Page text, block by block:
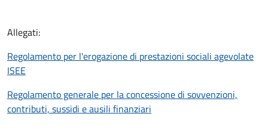
Allegati:
Regolamento per l'erogazione di prestazioni sociali agevolate
ISEE
Regolamento generale per la concessione di sovvenzioni,
contributi, sussidi e ausili finanziari